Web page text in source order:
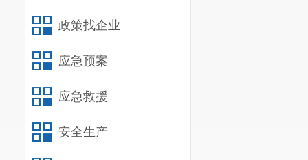
政策找企业
应急预案
应急救援
安全生产